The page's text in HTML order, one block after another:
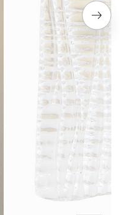
Volgend
item